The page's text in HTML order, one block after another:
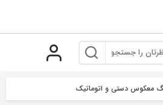
معکوس دستی و اتوماتیک